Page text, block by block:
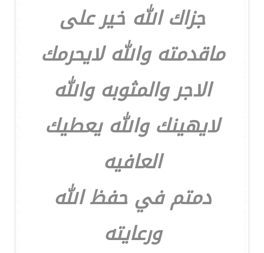
جزاك الله خير على
ماقدمته والله لايحرمك
الاجر والمثوبه والله
لايهينك والله يعطيك
العافيه
دمتم في حفظ الله
ورعايته